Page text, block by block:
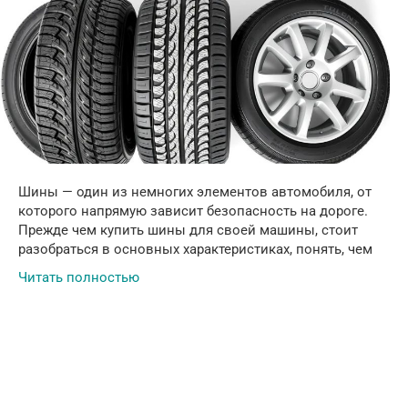
Шины — один из немногих элементов автомобиля, от
которого напрямую зависит безопасность на дороге.
Прежде чем купить шины для своей машины, стоит
разобраться в основных характеристиках, понять, чем
Читать полностью